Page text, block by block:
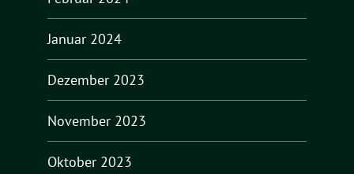
Januar 2024
Dezember 2023
November 2023
Oktober 2023